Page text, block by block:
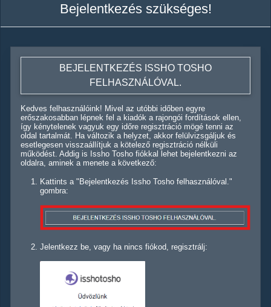
Bejelentkezés szükséges!
BEJELENTKEZÉS ISSHO TOSHO
FELHASZNÁLÓVAL.
Kedves felhasználóink! Mivel az utóbbi időben egyre
erőszakosabban lépnek fel a kiadók a rajongói fordítások ellen,
így kénytelenek vagyuk egy időre regisztráció mögé tenni az
oldal tartalmát. Ha változik a helyzet, akkor felülvizsgáljuk és
esetlegesen visszaállítjuk a kötelező regisztráció nélküli
működést. Addig is Issho Tosho fiókkal lehet bejelentkezni az
oldalra, aminek a menete a következő:
Kattints a "Bejelentkezés Issho Tosho felhasználóval."
gombra:
Jelentkezz be, vagy ha nincs fiókod, regisztrálj: